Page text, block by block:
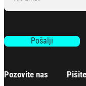
Pošalji
Pozovite nas